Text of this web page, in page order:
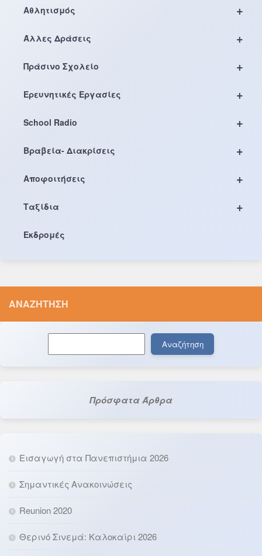
+
Αθλητισμός
+
Άλλες Δράσεις
+
Πράσινο Σχολείο
+
Ερευνητικές Εργασίες
+
School Radio
+
Βραβεία- Διακρίσεις
+
Αποφοιτήσεις
+
Ταξίδια
Εκδρομές
ΑΝΑΖΉΤΗΣΗ
Αναζήτηση
Πρόσφατα Άρθρα
Εισαγωγή στα Πανεπιστήμια 2026
Σημαντικές Ανακοινώσεις
Reunion 2020
Θερινό Σινεμά: Καλοκαίρι 2026